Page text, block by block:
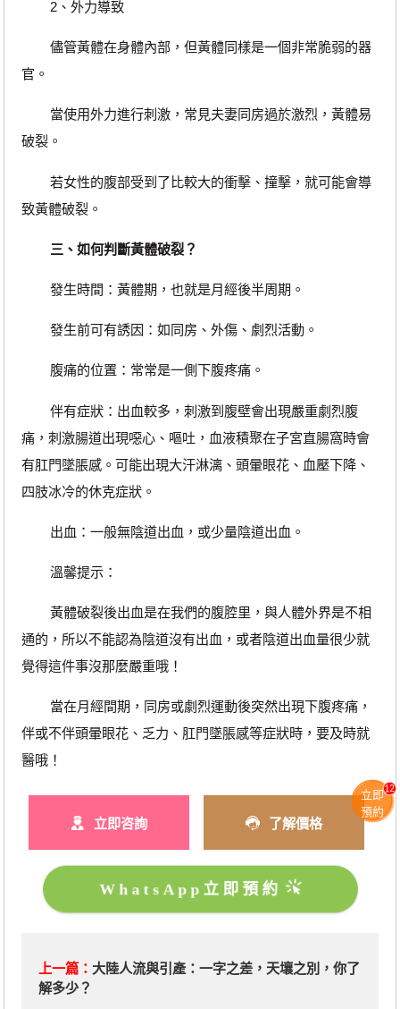
2、外力導致
儘管黃體在身體內部，但黃體同樣是一個非常脆弱的器
官。
當使用外力進行刺激，常見夫妻同房過於激烈，黃體易
破裂。
若女性的腹部受到了比較大的衝擊、撞擊，就可能會導
致黃體破裂。
三、如何判斷黃體破裂？
發生時間：黃體期，也就是月經後半周期。
發生前可有誘因：如同房、外傷、劇烈活動。
腹痛的位置：常常是一側下腹疼痛。
伴有症狀：出血較多，刺激到腹壁會出現嚴重劇烈腹
痛，刺激腸道出現噁心、嘔吐，血液積聚在子宮直腸窩時會
有肛門墜脹感。可能出現大汗淋漓、頭暈眼花、血壓下降、
四肢冰冷的休克症狀。
出血：一般無陰道出血，或少量陰道出血。
溫馨提示：
黃體破裂後出血是在我們的腹腔里，與人體外界是不相
通的，所以不能認為陰道沒有出血，或者陰道出血量很少就
覺得這件事沒那麼嚴重哦！
當在月經間期，同房或劇烈運動後突然出現下腹疼痛，
伴或不伴頭暈眼花、乏力、肛門墜脹感等症狀時，要及時就
醫哦！
立即咨詢 了解價格
WhatsApp立即預約
上一篇： 大陸人流與引產：一字之差，天壤之別，你了
解多少？
立即
預約
12